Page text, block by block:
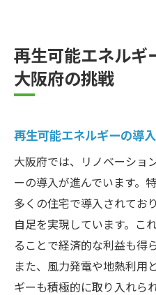
再生可能エネルギ
大阪府の挑戦
再生可能エネルギーの導
大阪府では、リノベーショ
ーの導入が進んでいます。
多くの住宅で導入されてお
自足を実現しています。こ
ることで経済的な利益も得
また、風力発電や地熱利用
ギーも積極的に取り入れら